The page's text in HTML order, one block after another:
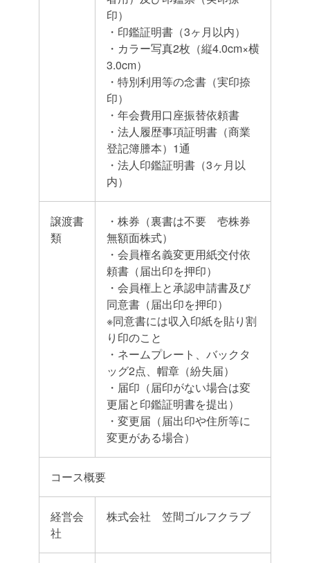
印）
・印鑑証明書（3ヶ月以内）
・カラー写真2枚（縦4.0cm×横
3.0cm）
・特別利用等の念書（実印捺
印）
・年会費用口座振替依頼書
・法人履歴事項証明書（商業
登記簿謄本）1通
・法人印鑑証明書（3ヶ月以
内）
譲渡書
類
・株券（裏書は不要 壱株券
無額面株式）
・会員権名義変更用紙交付依
頼書（届出印を押印）
・会員権上と承認申請書及び
同意書（届出印を押印）
※同意書には収入印紙を貼り割
り印のこと
・ネームプレート、バックタ
ッグ2点、帽章（紛失届）
・届印（届印がない場合は変
更届と印鑑証明書を提出）
・変更届（届出印や住所等に
変更がある場合）
コース概要
経営会
社
株式会社 笠間ゴルフクラブ